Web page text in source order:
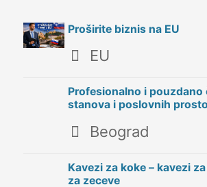
Proširite biznis na EU
EU
Profesionalno i pouzdano
stanova i poslovnih
Beograd
Kavezi za koke – kavezi
za zeceve